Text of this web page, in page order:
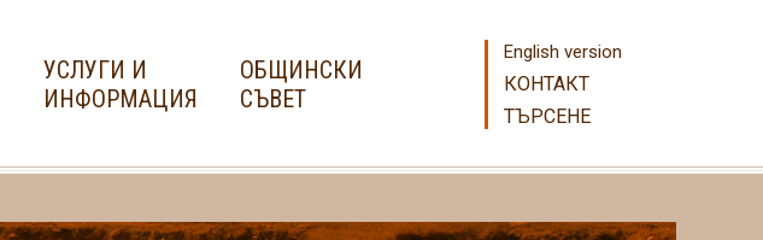
УСЛУГИ И
ИНФОРМАЦИЯ
ОБЩИНСКИ
СЪВЕТ
English version
КОНТАКТ
ТЪРСЕНЕ